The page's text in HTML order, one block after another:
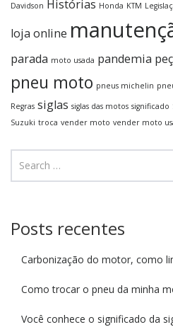
Davidson Histórias Honda KTM
loja online
parada moto usada pandemia
pneu moto pneus michelin
Regras siglas siglas das motos significado
Suzuki troca vender moto vender moto
Posts recentes
Carbonização do motor, como
Como trocar o pneu da minha
Você conhece o significado da